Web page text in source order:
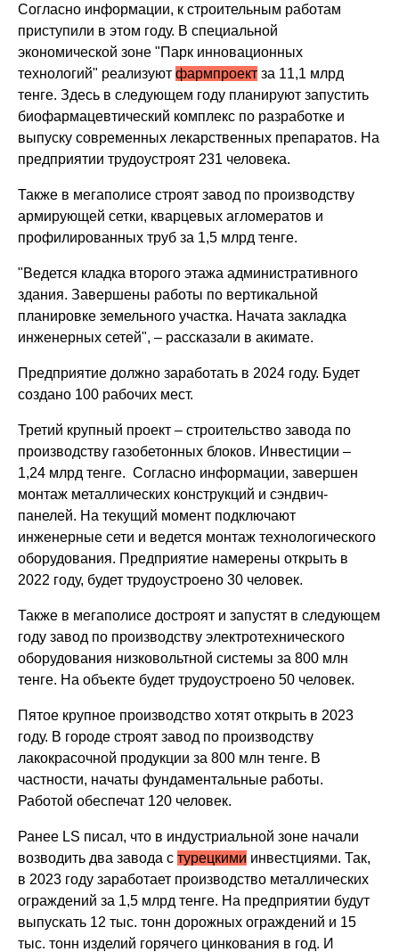
Согласно информации, к строительным работам
приступили в этом году. В специальной
экономической зоне "Парк инновационных
технологий" реализуютфармпроект за 11,1 млрд
тенге. Здесь в следующем году планируют запустить
биофармацевтический комплекс по разработке и
выпуску современных лекарственных препаратов. На
предприятии трудоустроят 231 человека.
Также в мегаполисе строят завод по производству
армирующей сетки, кварцевых агломератов и
профилированных труб за 1,5 млрд тенге.
"Ведется кладка второго этажа административного
здания. Завершены работы по вертикальной
планировке земельного участка. Начата закладка
инженерных сетей", – рассказали в акимате.
Предприятие должно заработать в 2024 году. Будет
создано 100 рабочих мест.
Третий крупный проект – строительство завода по
производству газобетонных блоков. Инвестиции –
1,24 млрд тенге. Согласно информации, завершен
монтаж металлических конструкций и сэндвич-
панелей. На текущий момент подключают
инженерные сети и ведется монтаж технологического
оборудования. Предприятие намерены открыть в
2022 году, будет трудоустроено 30 человек.
Также в мегаполисе достроят и запустят в следующем
году завод по производству электротехнического
оборудования низковольтной системы за 800 млн
тенге. На объекте будет трудоустроено 50 человек.
Пятое крупное производство хотят открыть в 2023
году. В городе строят завод по производству
лакокрасочной продукции за 800 млн тенге. В
частности, начаты фундаментальные работы.
Работой обеспечат 120 человек.
Ранее LS писал, что в индустриальной зоне начали
возводить два завода стурецкими инвестциями. Так,
в 2023 году заработает производство металлических
ограждений за 1,5 млрд тенге. На предприятии будут
выпускать 12 тыс. тонн дорожных ограждений и 15
тыс. тонн изделий горячего цинкования в год. И